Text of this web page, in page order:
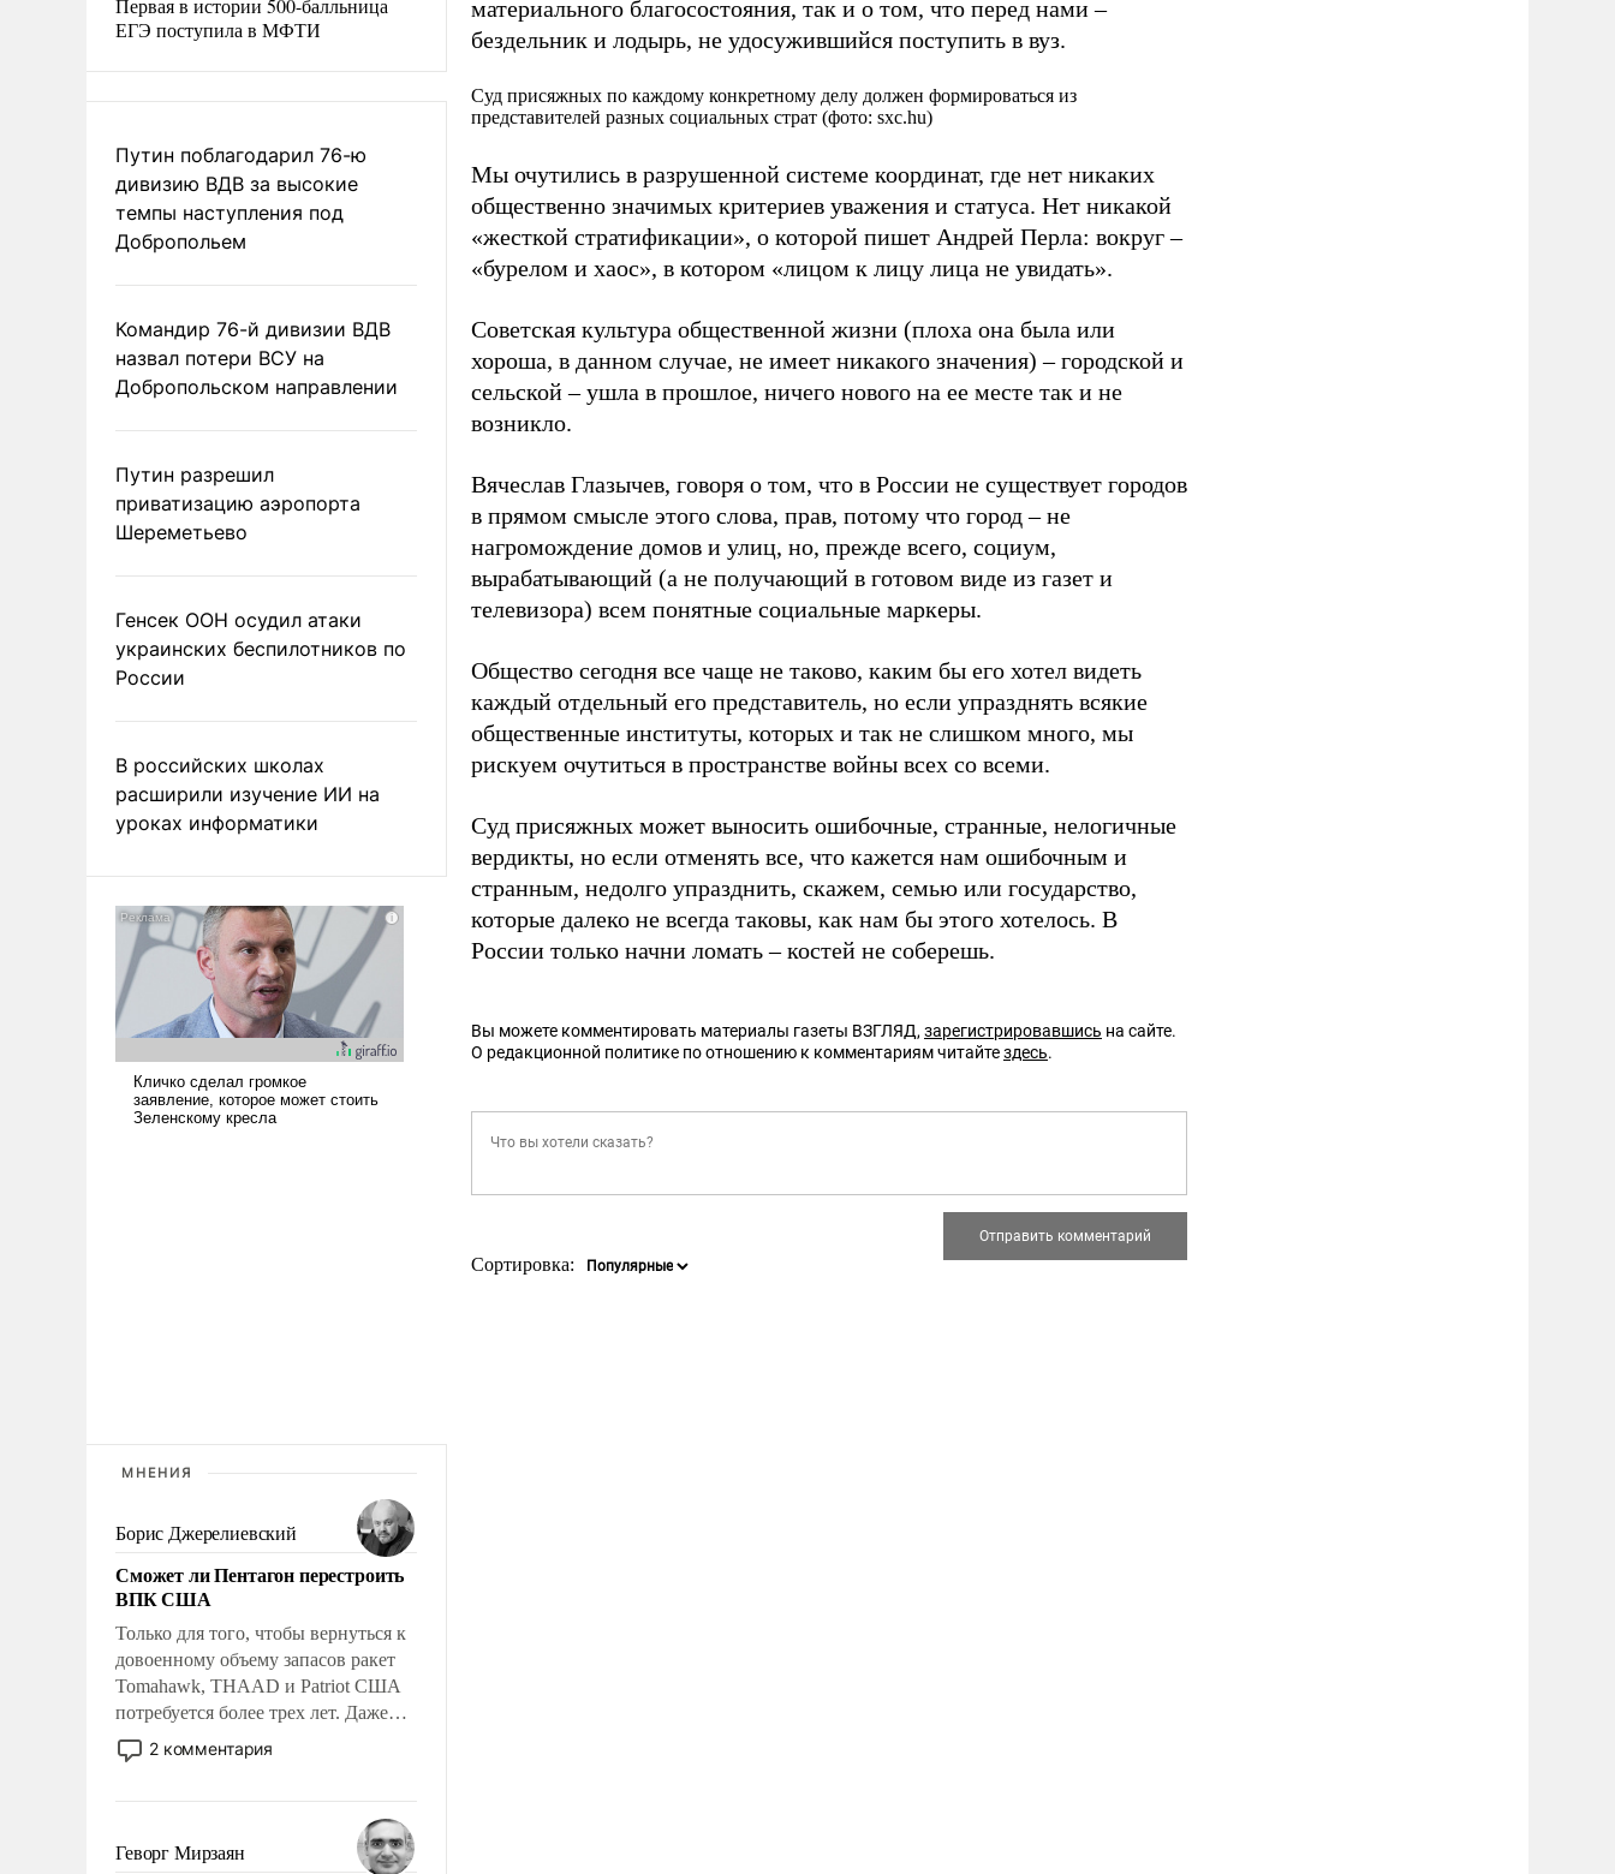
Первая в истории 500-балльница
ЕГЭ поступила в МФТИ
Путин поблагодарил 76-ю
дивизию ВДВ за высокие
темпы наступления под
Добропольем
Командир 76-й дивизии ВДВ
назвал потери ВСУ на
Добропольском направлении
Путин разрешил
приватизацию аэропорта
Шереметьево
Генсек ООН осудил атаки
украинских беспилотников по
России
В российских школах
расширили изучение ИИ на
уроках информатики
МНЕНИЯ
Борис Джерелиевский
Сможет ли Пентагон перестроить
ВПК США
Только для того, чтобы вернуться к
довоенному объему запасов ракет
Tomahawk, THAAD и Patriot США
потребуется более трех лет. Даже
небольшая война с Ираном
опустошила американские
уязвимости США, например, перед
2 комментария
Геворг Мирзаян
материального благосостояния, так и о том, что перед нами –
бездельник и лодырь, не удосужившийся поступить в вуз.
Суд присяжных по каждому конкретному делу должен формироваться из
представителей разных социальных страт (фото: sxc.hu)
Мы очутились в разрушенной системе координат, где нет никаких
общественно значимых критериев уважения и статуса. Нет никакой
«жесткой стратификации», о которой пишет Андрей Перла: вокруг –
«бурелом и хаос», в котором «лицом к лицу лица не увидать».
Советская культура общественной жизни (плоха она была или
хороша, в данном случае, не имеет никакого значения) – городской и
сельской – ушла в прошлое, ничего нового на ее месте так и не
возникло.
Вячеслав Глазычев, говоря о том, что в России не существует городов
в прямом смысле этого слова, прав, потому что город – не
нагромождение домов и улиц, но, прежде всего, социум,
вырабатывающий (а не получающий в готовом виде из газет и
телевизора) всем понятные социальные маркеры.
Общество сегодня все чаще не таково, каким бы его хотел видеть
каждый отдельный его представитель, но если упразднять всякие
общественные институты, которых и так не слишком много, мы
рискуем очутиться в пространстве войны всех со всеми.
Суд присяжных может выносить ошибочные, странные, нелогичные
вердикты, но если отменять все, что кажется нам ошибочным и
странным, недолго упразднить, скажем, семью или государство,
которые далеко не всегда таковы, как нам бы этого хотелось. В
России только начни ломать – костей не соберешь.
Вы можете комментировать материалы газеты ВЗГЛЯД, зарегистрировавшись на сайте.
О редакционной политике по отношению к комментариям читайтездесь.
Сортировка: